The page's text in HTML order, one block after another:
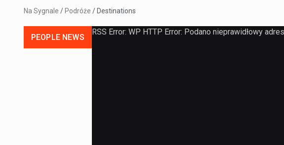
Na Sygnale / Podróże / Destinations
PEOPLE NEWS
RSS Error: WP HTTP Error: Podano nieprawidłowy